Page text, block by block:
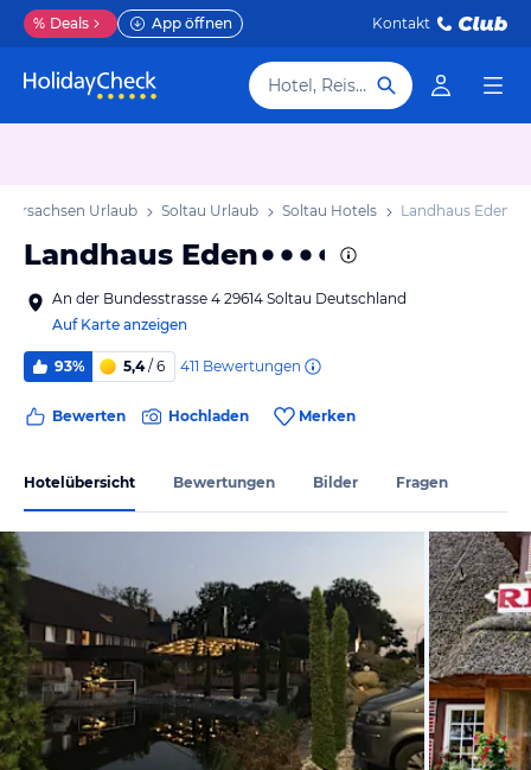
% Deals App öffnen Kontakt
Hotel, Reiseziel
Urlaub Soltau Urlaub Soltau Hotels Landhaus Eden
Landhaus Eden
An der Bundesstrasse 4 29614 Soltau Deutschland
Auf Karte anzeigen
93% 5,4/ 6 411 Bewertungen
Bewerten Hochladen Merken
Hotelübersicht Bewertungen Bilder Fragen
von